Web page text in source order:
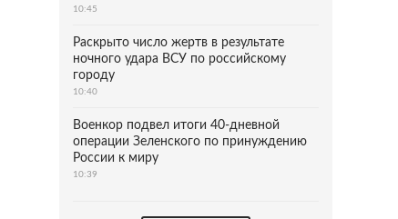
10:45
Раскрыто число жертв в результате
ночного удара ВСУ по российскому
городу
10:40
Военкор подвел итоги 40-дневной
операции Зеленского по принуждению
России к миру
10:39